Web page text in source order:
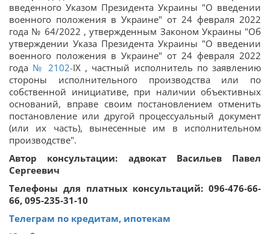
введенного Указом Президента Украины "О введении
военного положения в Украине" от 24 февраля 2022
года № 64/2022 , утвержденным Законом Украины "Об
утверждении Указа Президента Украины "О введении
военного положения в Украине" от 24 февраля 2022
года № 2102-IX , частный исполнитель по заявлению
стороны исполнительного производства или по
собственной инициативе, при наличии объективных
оснований, вправе своим постановлением отменить
постановление или другой процессуальный документ
(или их часть), вынесенные им в исполнительном
производстве".
Автор консультации: адвокат Васильев Павел
Сергеевич
Телефоны для платных консультаций: 096-476-66-
66, 095-235-31-10
Телеграм по кредитам, ипотекам